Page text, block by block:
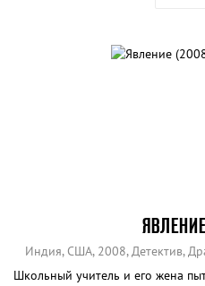
Индия, США, 2008, Детектив,
Школьный учитель и его жена